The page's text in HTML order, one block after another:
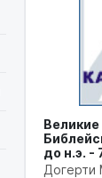
до н.э. -
Догерти